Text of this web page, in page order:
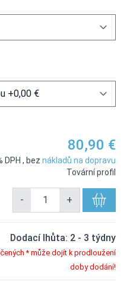
80,90 €
DPH , bez nákladů na dopravu
Tovární profil
- +
Dodací lhůta: 2 - 3 týdny
* může dojít k prodloužení
doby dodání!